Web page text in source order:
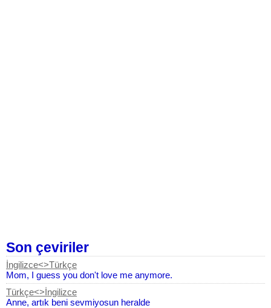
Son çeviriler
İngilizce<>Türkçe
Mom, I guess you don't love me anymore.
Türkçe<>İngilizce
Anne, artık beni sevmiyosun heralde